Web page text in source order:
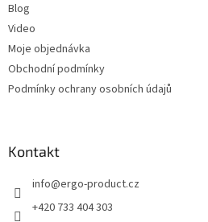
Blog
Video
Moje objednávka
Obchodní podmínky
Podmínky ochrany osobních údajů
Kontakt
info@ergo-product.cz
+420 733 404 303